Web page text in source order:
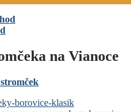
na Vianoce